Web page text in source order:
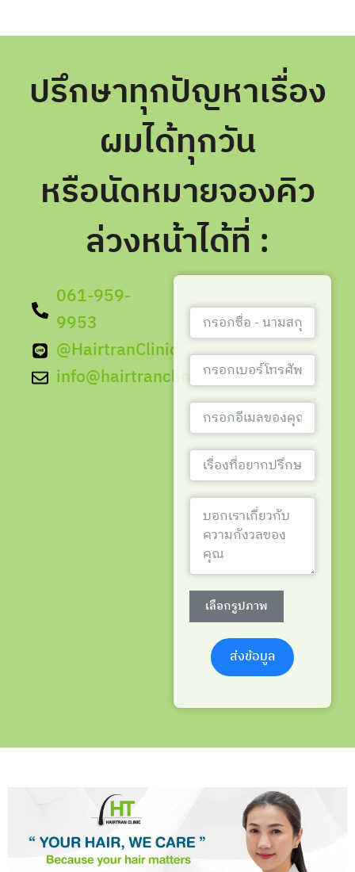
ปรึกษาทุกปัญหาเรื่อง
ผมได้ทุกวัน
หรือนัดหมายจองคิว
ล่วงหน้าได้ที่ :
061-959-
9953
@HairtranClinic
info@hairtranclinic.com
เลือกรูปภาพ
ส่งข้อมูล